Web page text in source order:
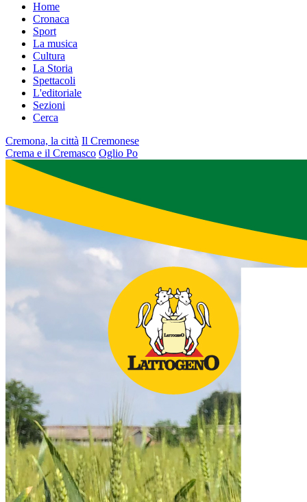
Home
Cronaca
Sport
La musica
Cultura
La Storia
Spettacoli
L'editoriale
Sezioni
Cerca
Cremona, la città Il Cremonese
Crema e il Cremasco Oglio Po